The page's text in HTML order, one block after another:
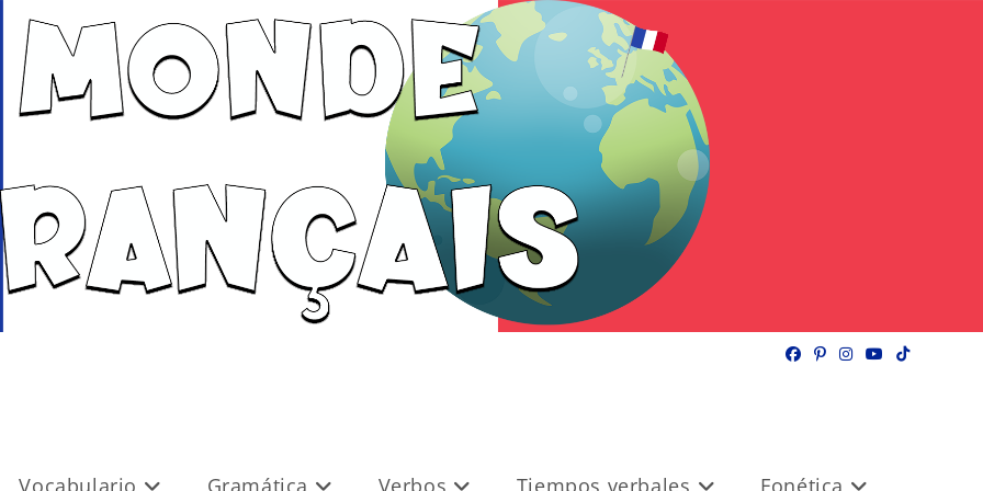
Vocabulario Gramática Verbos Tiempos verbales Fonética